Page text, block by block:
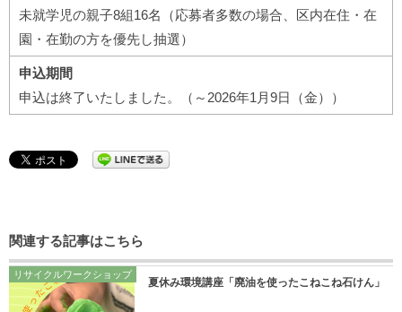
未就学児の親子8組16名（応募者多数の場合、区内在住・在
園・在勤の方を優先し抽選）
申込期間
申込は終了いたしました。（～2026年1月9日（金））
関連する記事はこちら
リサイクルワークショップ
夏休み環境講座「廃油を使ったこねこね石けん」